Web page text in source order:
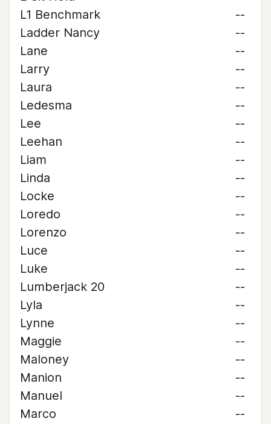
L1 Benchmark
--
Ladder Nancy
--
Lane
--
Larry
--
Laura
--
Ledesma
--
Lee
--
Leehan
--
Liam
--
Linda
--
Locke
--
Loredo
--
Lorenzo
--
Luce
--
Luke
--
Lumberjack 20
--
Lyla
--
Lynne
--
Maggie
--
Maloney
--
Manion
--
Manuel
--
Marco
--